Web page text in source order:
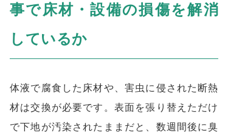
事で床材・設備の損傷を解消
しているか
体液で腐食した床材や、害虫に侵された断熱
材は交換が必要です。表面を張り替えただけ
で下地が汚染されたままだと、数週間後に臭